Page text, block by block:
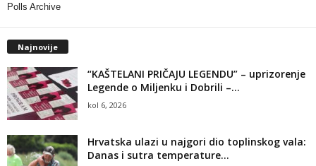
Polls Archive
Najnovije
“KAŠTELANI PRIČAJU LEGENDU” – uprizorenje
Legende o Miljenku i Dobrili –...
kol 6, 2026
Hrvatska ulazi u najgori dio toplinskog vala:
Danas i sutra temperature...